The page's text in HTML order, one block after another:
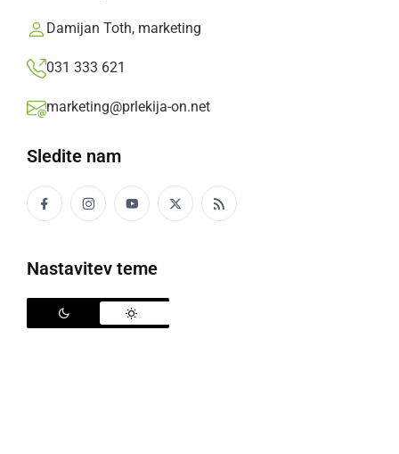
Damijan Toth, marketing
031 333 621
marketing@prlekija-on.net
Sledite nam
Nastavitev teme
Šport
Politika
Gospodarstvo
Narava
Zanimivosti